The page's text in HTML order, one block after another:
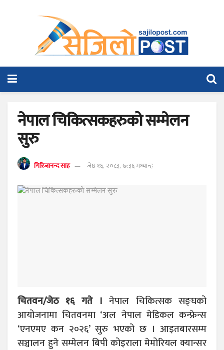
नेपाल चिकित्सकहरुको सम्मेलन
सुरु
गिरिजानन्द साह जेष्ठ १६, २०८३, ७:३६ मध्यान्ह
चितवन/जेठ १६ गते । नेपाल चिकित्सक सङ्घको
आयोजनामा चितवनमा ‘अल नेपाल मेडिकल कन्फ्रेन्स
‘एनएमए कन २०२६’ सुरु भएको छ । आइतबारसम्म
सञ्चालन हुने सम्मेलन बिपी कोइराला मेमोरियल क्यान्सर